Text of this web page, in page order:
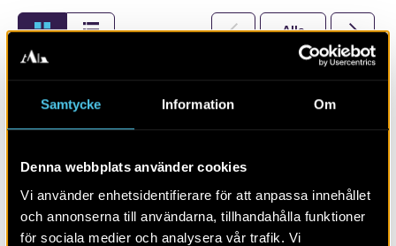
Samtycke Information Om
Denna webbplats använder cookies
Vi använder enhetsidentifierare för att anpassa innehållet
och annonserna till användarna, tillhandahålla funktioner
för sociala medier och analysera vår trafik. Vi
Alla 2026